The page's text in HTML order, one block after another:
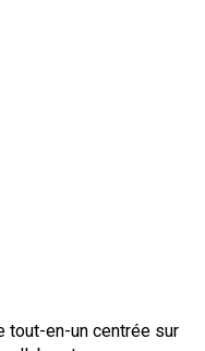
tout-en-un centrée sur